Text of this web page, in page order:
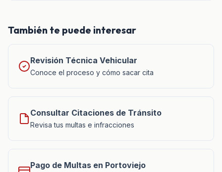
También te puede interesar
Revisión Técnica Vehicular
Conoce el proceso y cómo sacar cita
Consultar Citaciones de Tránsito
Revisa tus multas e infracciones
Pago de Multas en Portoviejo